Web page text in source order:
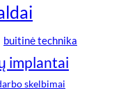
buitinė technika
implantai
skelbimai